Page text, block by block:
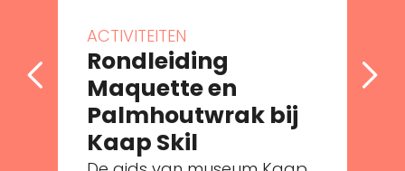
ACTIVITEITEN
Rondleiding
Maquette en
Palmhoutwrak bij
Kaap Skil